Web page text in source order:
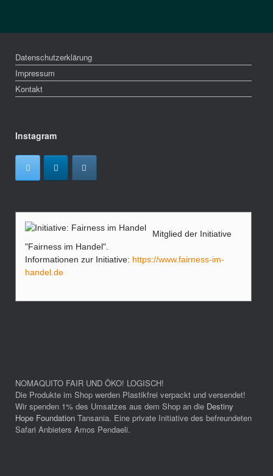
Datenschutzerklärung
Impressum
Kontakt
Instagram
Mitglied der Initiative
"Fairness im Handel".
Informationen zur Initiative: https://www.fairness-im-
handel.de
NOMAQUITO FAIR UND ÖKO! LOGISCH!
Die Produkte im Shop werden Plastikfrei verpackt und versendet!
Wir spenden 1% des Umsatzes aus dem Shop an die Destiny
Hope Foundation Tansania. Eine private Initiative des befreundeten
Safari Anbieters Amos Pendaeli.